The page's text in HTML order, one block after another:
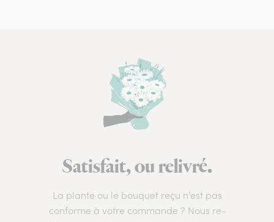
Satisfait, ou relivré.
La plante ou le bouquet reçu n’est pas
conforme à votre commande ? Nous re-